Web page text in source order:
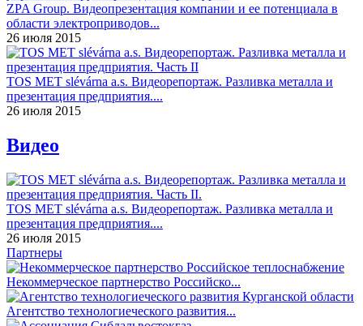
ZPA Group. Видеопрезентация компании и ее потенциала в
области электроприводов...
26 июля 2015
TOS MET slévárna a.s. Видеорепортаж. Разливка металла и
презентация предприятия....
26 июля 2015
Видео
TOS MET slévárna a.s. Видеорепортаж. Разливка металла и
презентация предприятия....
26 июля 2015
Партнеры
Некоммерческое партнерство Российско...
Агентство технологиеческого развития...